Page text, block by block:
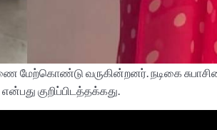
மேற்கொண்டு வருகின்றனர். நடிகை
குறிப்பிடத்தக்கது.